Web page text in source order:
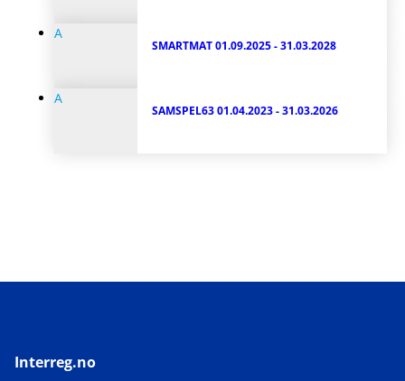
A
SMARTMAT01.09.2025 - 31.03.2028
A
SAMSPEL6301.04.2023 - 31.03.2026
Interreg.no